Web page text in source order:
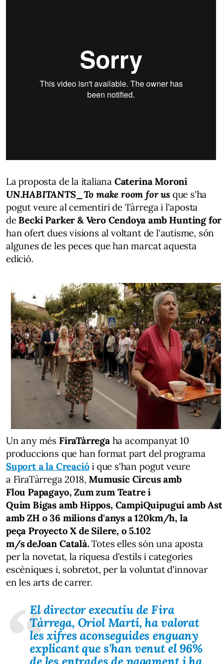
La proposta de la italiana Caterina Moroni
UN.HABITANTS_To make room for usque s'ha
pogut veure al cementiri de Tàrrega i l'aposta
de Becki Parker & Vero Cendoya amb Hunting
han ofert dues visions al voltant de l'autisme, són
algunes de les peces que han marcat aquesta
edició.
Un any més FiraTàrrega ha acompanyat 10
produccions que han format part del programa
Suport a la Creaciói que s'han pogut veure
a FiraTàrrega 2018, Mumusic Circus amb
Flou Papagayo, Zum zum Teatre i
Quim Bigas amb Hippos, CampiQuipugui amb
amb ZH o 36 milions d'anys a 120km/h, la
peça Proyecto X de Silere, o 5.102
m/s deJoan Català.Totes elles són una aposta
per la novetat, la riquesa d'estils i categories
escèniques i, sobretot, per la voluntat d'innovar
en les arts de carrer.
El director executiu de Fira
Tàrrega, Oriol Martí, ha valorat
les xifres aconseguides enguany
explicant que s'han venut el 96%